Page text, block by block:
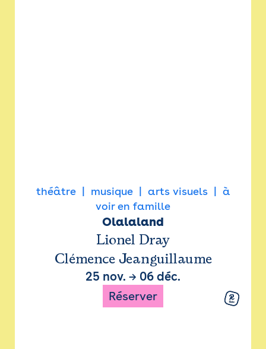
théâtre musique arts visuels
à
voir en famille
Olalaland
Lionel Dray
Clémence Jeanguillaume
25 nov. → 06 déc.
Réserver